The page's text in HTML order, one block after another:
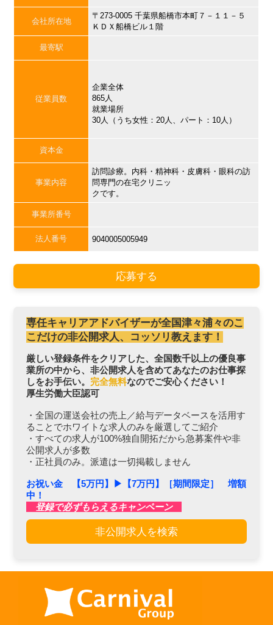
会社所在地
〒273-0005 千葉県船橋市本町７－１１－５
ＫＤＸ船橋ビル１階
最寄駅
従業員数
企業全体
865人
就業場所
30人（うち女性：20人、パート：10人）
資本金
事業内容
訪問診療。内科・精神科・皮膚科・眼科の訪
問専門の在宅クリニッ
クです。
事業所番号
法人番号 9040005005949
応募する
専任キャリアアドバイザーが全国津々浦々のこ
こだけの非公開求人、コッソリ教えます！
厳しい登録条件をクリアした、全国数千以上の優良事
業所の中から、非公開求人を含めてあなたのお仕事探
しをお手伝い。 完全無料なのでご安心ください！
厚生労働大臣認可
・全国の運送会社の売上／給与データベースを活用す
ることでホワイトな求人のみを厳選してご紹介
・すべての求人が100%独自開拓だから急募案件や非
公開求人が多数
・正社員のみ。派遣は一切掲載しません
お祝い金 【5万円】▶︎【7万円】［期間限定］ 増額
中！
登録で必ずもらえるキャンペーン
非公開求人を検索